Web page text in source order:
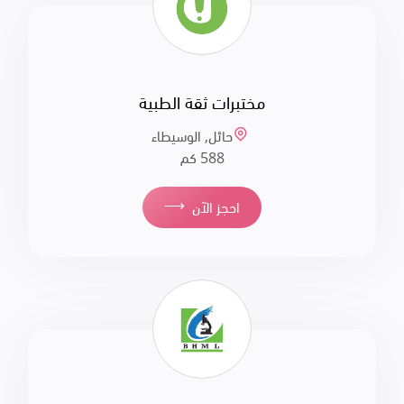
مختبرات ثقة الطبية
حائل, الوسيطاء
588 كم
⟶ احجز الآن